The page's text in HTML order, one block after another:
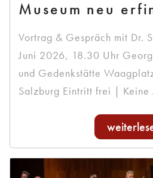
Museum neu
Vortrag & Gespräch mit Dr.
Juni 2026, 18.30 Uhr Georg
und Gedenkstätte
Salzburg Eintritt frei | Keine